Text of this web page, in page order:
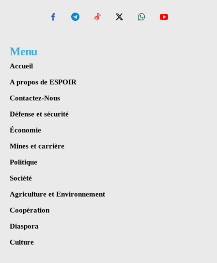
Menu
Accueil
A propos de ESPOIR
Contactez-Nous
Défense et sécurité
Économie
Mines et carrière
Politique
Société
Agriculture et Environnement
Coopération
Diaspora
Culture